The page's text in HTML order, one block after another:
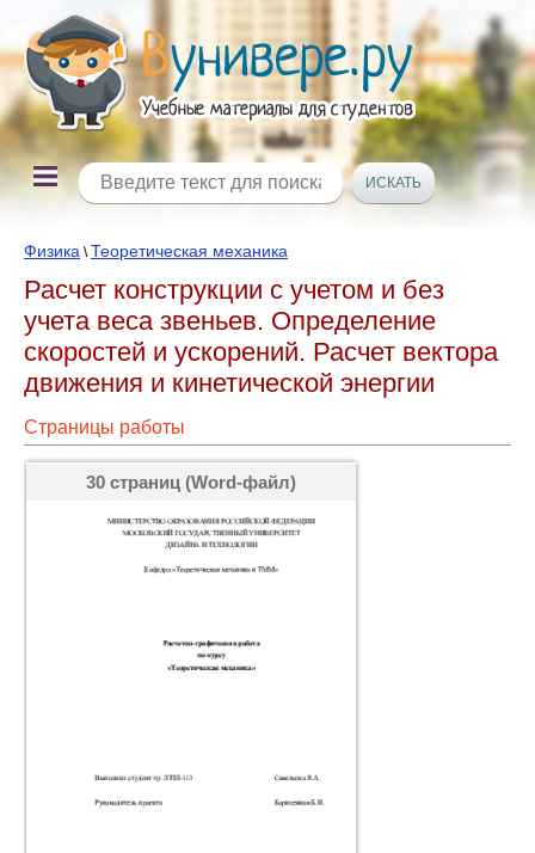
Физика \Теоретическая механика
Расчет конструкции с учетом и без
учета веса звеньев. Определение
скоростей и ускорений. Расчет вектора
движения и кинетической энергии
Страницы работы
30 страниц (Word-файл)